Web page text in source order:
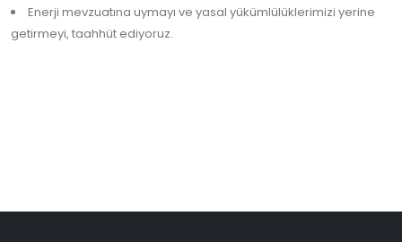
Enerji mevzuatına uymayı ve yasal yükümlülüklerimizi yerine
getirmeyi, taahhüt ediyoruz.